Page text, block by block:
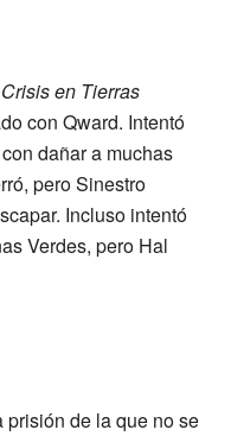
Crisis en Tierras
con Qward. Intentó
dañar a muchas
pero Sinestro
Incluso intentó
Verdes, pero Hal
prisión de la que no se